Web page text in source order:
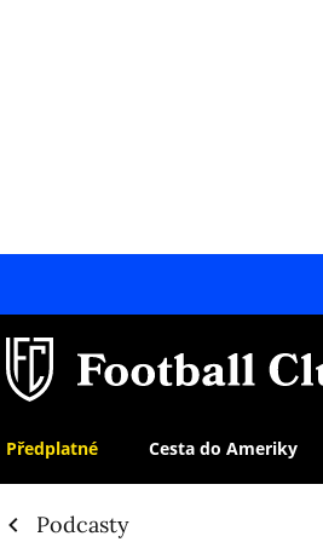
Předplatné Cesta do Ameriky
Podcasty